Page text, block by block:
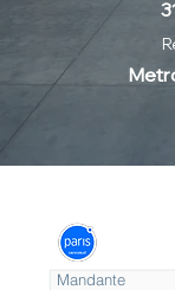
Mandante